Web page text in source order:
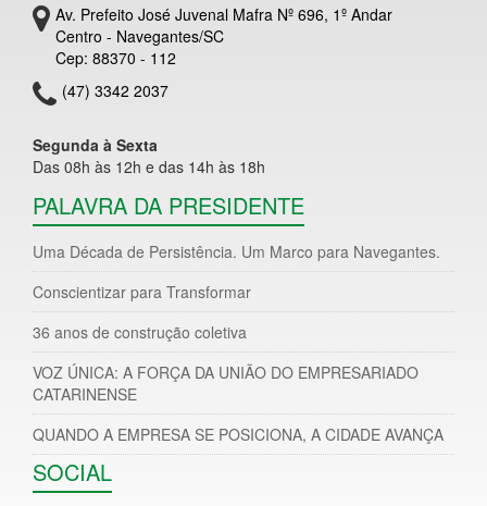
Av. Prefeito José Juvenal Mafra Nº 696, 1º Andar
Centro - Navegantes/SC
Cep: 88370 - 112
(47) 3342 2037
Segunda à Sexta
Das 08h às 12h e das 14h às 18h
PALAVRA DA PRESIDENTE
Uma Década de Persistência. Um Marco para Navegantes.
Conscientizar para Transformar
36 anos de construção coletiva
VOZ ÚNICA: A FORÇA DA UNIÃO DO EMPRESARIADO
CATARINENSE
QUANDO A EMPRESA SE POSICIONA, A CIDADE AVANÇA
SOCIAL